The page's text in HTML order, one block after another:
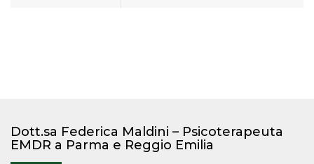
Dott.sa Federica Maldini – Psicoterapeuta
EMDR a Parma e Reggio Emilia